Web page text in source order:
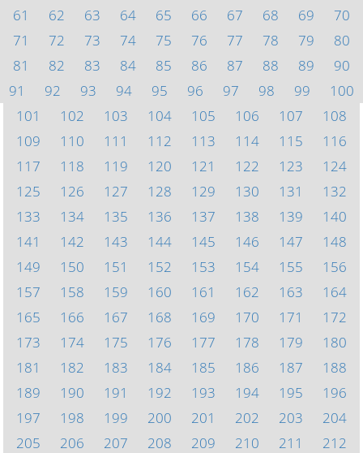
61
62 63 64 65 66 67 68 69
70
71
72 73 74 75 76 77 78 79
80
81
82 83 84 85 86 87 88 89
90
91
92 93 94 95 96 97 98 99
100
101
102 103 104 105 106 107
108
109
110 111 112 113 114 115
116
117
118 119 120 121 122 123
124
125
126 127 128 129 130 131
132
133
134 135 136 137 138 139
140
141
142 143 144 145 146 147
148
149
150 151 152 153 154 155
156
157
158 159 160 161 162 163
164
165
166 167 168 169 170 171
172
173
174 175 176 177 178 179
180
181
182 183 184 185 186 187
188
189
190 191 192 193 194 195
196
197
198 199 200 201 202 203
204
205
206 207 208 209 210 211
212